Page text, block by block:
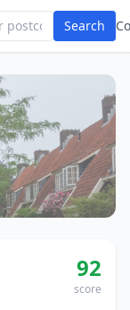
Search
92
score